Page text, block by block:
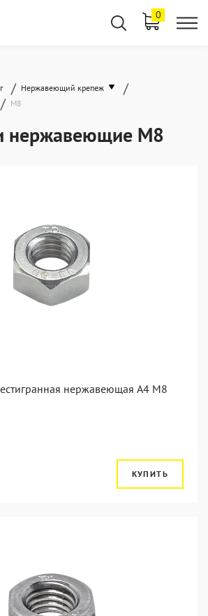
0
/ Нержавеющий крепеж /
/ М8
нержавеющие М8
нержавеющая А4 М8
КУПИТЬ